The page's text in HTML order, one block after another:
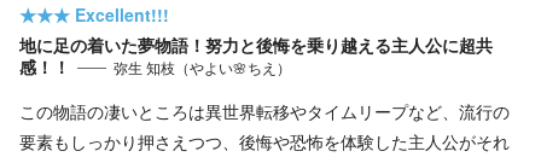
★★★ Excellent!!!
地に足の着いた夢物語！努力と後悔を乗り越える主人公に超共
感！！
弥生 知枝（やよい🌸ちえ）
この物語の凄いところは異世界転移やタイムリープなど、流行の
要素もしっかり押さえつつ、後悔や恐怖を体験した主人公がそれ